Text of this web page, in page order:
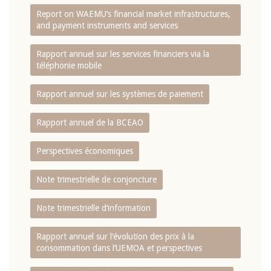
Report on WAEMU’s financial market infrastructures,
and payment instruments and services
Rapport annuel sur les services financiers via la
téléphonie mobile
Rapport annuel sur les systèmes de paiement
Rapport annuel de la BCEAO
Perspectives économiques
Note trimestrielle de conjoncture
Note trimestrielle d‘information
Rapport annuel sur l‘évolution des prix à la
consommation dans l‘UEMOA et perspectives